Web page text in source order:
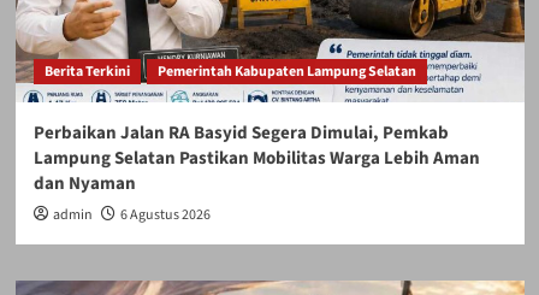
Berita Terkini Pemerintah Kabupaten Lampung Selatan
Perbaikan Jalan RA Basyid Segera Dimulai, Pemkab
Lampung Selatan Pastikan Mobilitas Warga Lebih Aman
dan Nyaman
admin 6 Agustus 2026